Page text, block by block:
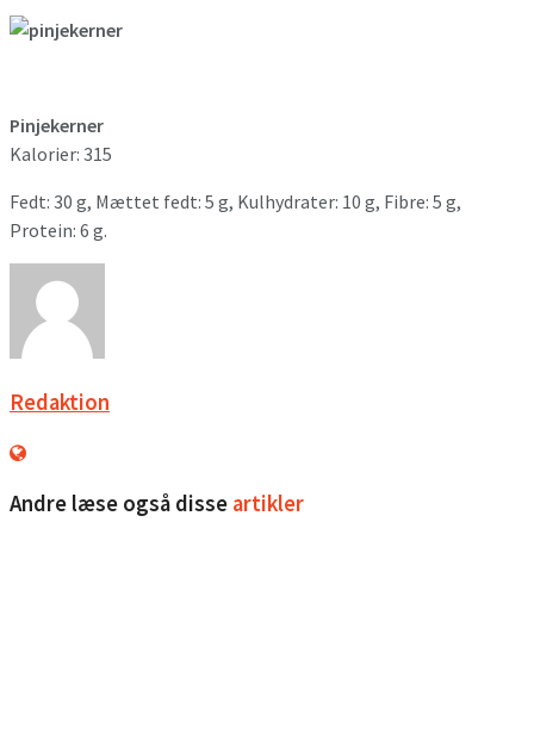
Pinjekerner
Kalorier: 315
Fedt: 30 g, Mættet fedt: 5 g, Kulhydrater: 10 g, Fibre: 5 g,
Protein: 6 g.
Redaktion
Andre læse også disse artikler